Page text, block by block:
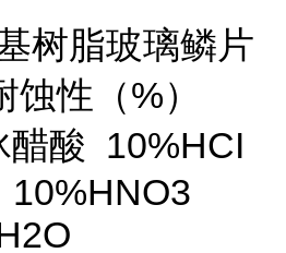
树脂玻璃鳞片
性（%）
酸 10%HCI